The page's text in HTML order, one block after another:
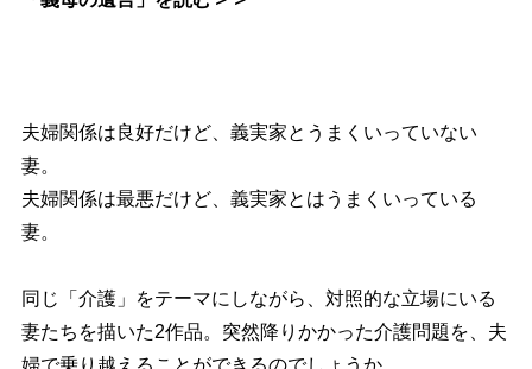
夫婦関係は良好だけど、義実家とうまくいっていない
妻。
夫婦関係は最悪だけど、義実家とはうまくいっている
妻。
同じ「介護」をテーマにしながら、対照的な立場にいる
妻たちを描いた2作品。突然降りかかった介護問題を、夫
婦で乗り越えることができるのでしょうか。